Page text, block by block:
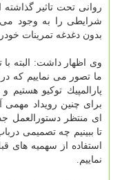
روانی تحت تاثیر گذاشته
شرایطی را به وجود
بدون دغدغه تمرینات
وی اظهار داشت: البته
ما تصور می نماییم كه
برای چنین رویداد مهمی
ای منتظر دستورالعمل
تا ببینیم چه تصمیمی
استفاده از سهمیه های
نماییم.